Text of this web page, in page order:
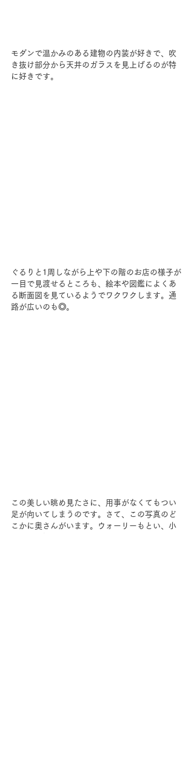
モダンで温かみのある建物の内装が好きで、吹
き抜け部分から天井のガラスを見上げるのが特
に好きです。
ぐるりと1周しながら上や下の階のお店の様子が
一目で見渡せるところも、絵本や図鑑によくあ
る断面図を見ているようでワクワクします。通
路が広いのも◎。
この美しい眺め見たさに、用事がなくてもつい
足が向いてしまうのです。さて、この写真のど
こかに奥さんがいます。ウォーリーもとい、小